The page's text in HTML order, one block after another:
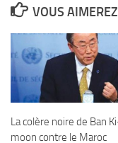
VOUS
La colère noire de Ban
moon contre le Maroc